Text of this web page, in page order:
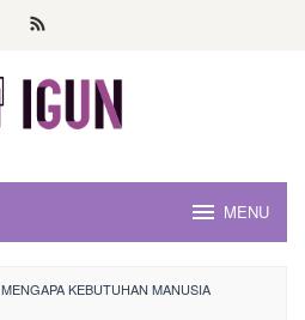
MENU
MENGAPA KEBUTUHAN MANUSIA